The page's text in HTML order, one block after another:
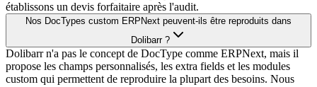
établissons un devis forfaitaire après l'audit.
Nos DocTypes custom ERPNext peuvent-ils être reproduits dans
Dolibarr ?
Dolibarr n'a pas le concept de DocType comme ERPNext, mais il
propose les champs personnalisés, les extra fields et les modules
custom qui permettent de reproduire la plupart des besoins. Nous